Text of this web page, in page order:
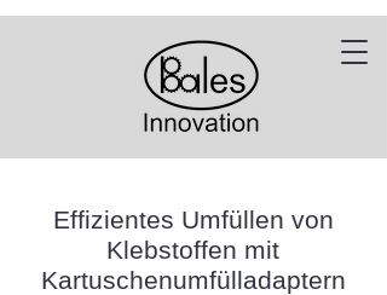
Effizientes Umfüllen von
Klebstoffen mit
Kartuschenumfülladaptern